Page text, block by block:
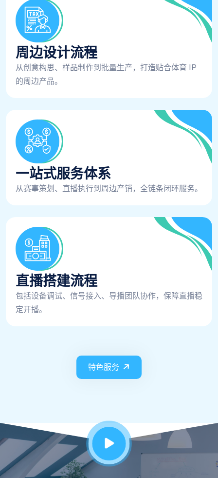
周边设计流程
从创意构思、样品制作到批量生产，打造贴合体育 IP
的周边产品。
一站式服务体系
从赛事策划、直播执行到周边产销，全链条闭环服务。
直播搭建流程
包括设备调试、信号接入、导播团队协作，保障直播稳
定开播。
特色服务